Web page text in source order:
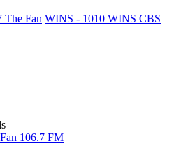
Fan WINS - 1010 WINS CBS
106.7 FM